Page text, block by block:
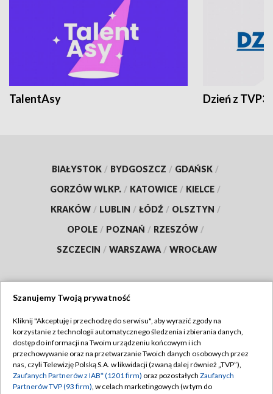
TalentAsy Dzień z TVP3
BIAŁYSTOK / BYDGOSZCZ / GDAŃSK /
GORZÓW WLKP. / KATOWICE / KIELCE /
KRAKÓW / LUBLIN / ŁÓDŹ / OLSZTYN /
OPOLE / POZNAŃ / RZESZÓW /
SZCZECIN / WARSZAWA / WROCŁAW
TVP
Abonament TVP
Emisja w TVP
Regulamin TVP
Polityka prywatności
Szanujemy Twoją prywatność
Kliknij "Akceptuję i przechodzę do serwisu", aby wyrazić zgody na
korzystanie z technologii automatycznego śledzenia i zbierania danych,
dostęp do informacji na Twoim urządzeniu końcowym i ich
przechowywanie oraz na przetwarzanie Twoich danych osobowych przez
nas, czyli Telewizję Polską S.A. w likwidacji (zwaną dalej również „TVP”),
Zaufanych Partnerów z IAB* (1201 firm) oraz pozostałych Zaufanych
Partnerów TVP (93 firm), w celach marketingowych (w tym do